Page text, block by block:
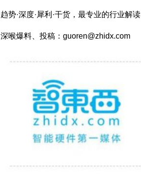
趋势·深度·犀利·干货，最专业的行业解读
深喉爆料、投稿：guoren@zhidx.com